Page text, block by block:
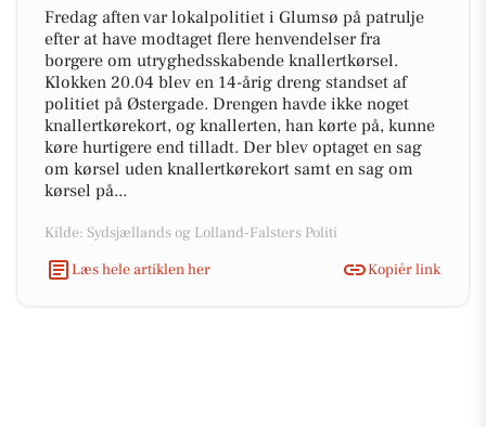
Fredag aften var lokalpolitiet i Glumsø på patrulje
efter at have modtaget flere henvendelser fra
borgere om utryghedsskabende knallertkørsel.
Klokken 20.04 blev en 14-årig dreng standset af
politiet på Østergade. Drengen havde ikke noget
knallertkørekort, og knallerten, han kørte på, kunne
køre hurtigere end tilladt. Der blev optaget en sag
om kørsel uden knallertkørekort samt en sag om
kørsel på...
Kilde: Sydsjællands og Lolland-Falsters Politi
Læs hele artiklen her
Kopiér link